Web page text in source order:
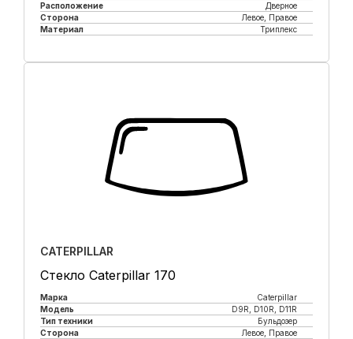
Расположение
Дверное
Сторона
Левое, Правое
Материал
Триплекс
CATERPILLAR
Стекло Caterpillar 170
Марка
Caterpillar
Модель
D9R, D10R, D11R
Тип техники
Бульдозер
Сторона
Левое, Правое